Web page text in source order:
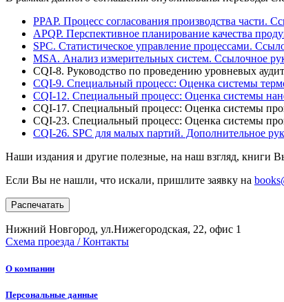
PPAP. Процесс согласования производства части.
APQP. Перспективное планирование качества
SPC. Статистическое управление процессами.
MSA. Анализ измерительных систем. Ссылочное
CQI-8. Руководство по проведению уровневых
CQI-9. Специальный процесс: Оценка системы
CQI-12. Специальный процесс: Оценка системы
CQI-17. Специальный процесс: Оценка системы
CQI-23. Специальный процесс: Оценка системы
CQI-26. SPC для малых партий. Дополнительное
Наши издания и другие полезные, на наш взгляд, книги
Если Вы не нашли, что искали, пришлите заявку на
Распечатать
Нижний Новгород, ул.Нижегородская, 22, офис 1
Схема проезда / Контакты
О компании
Персональные данные